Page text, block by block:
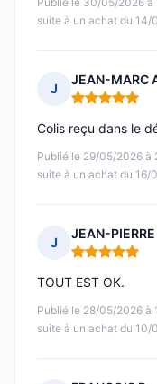
suite à un achat du
J
JEAN-MARC
Note : 5 sur 5
Publié le 29/05/2026 à
suite à un achat du 16/
Colis reçu dans le
J
JEAN-PIERRE
Note : 5 sur 5
Publié le 28/05/2026 à
suite à un achat du
TOUT EST OK.